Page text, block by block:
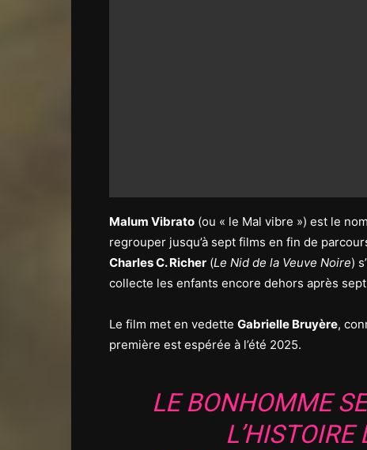
Malum Vibrato (ou « le Mal vibre ») est le
regrouper jusqu’à sept films en fin de
Charles C. Richer (Le Nid de la Veuve Noire)
collecte les enfants encore dehors après
Le film met en vedette Gabrielle Bruyère,
première est espérée à l’été 2025.
LE BONHOMME
L’HISTOIRE